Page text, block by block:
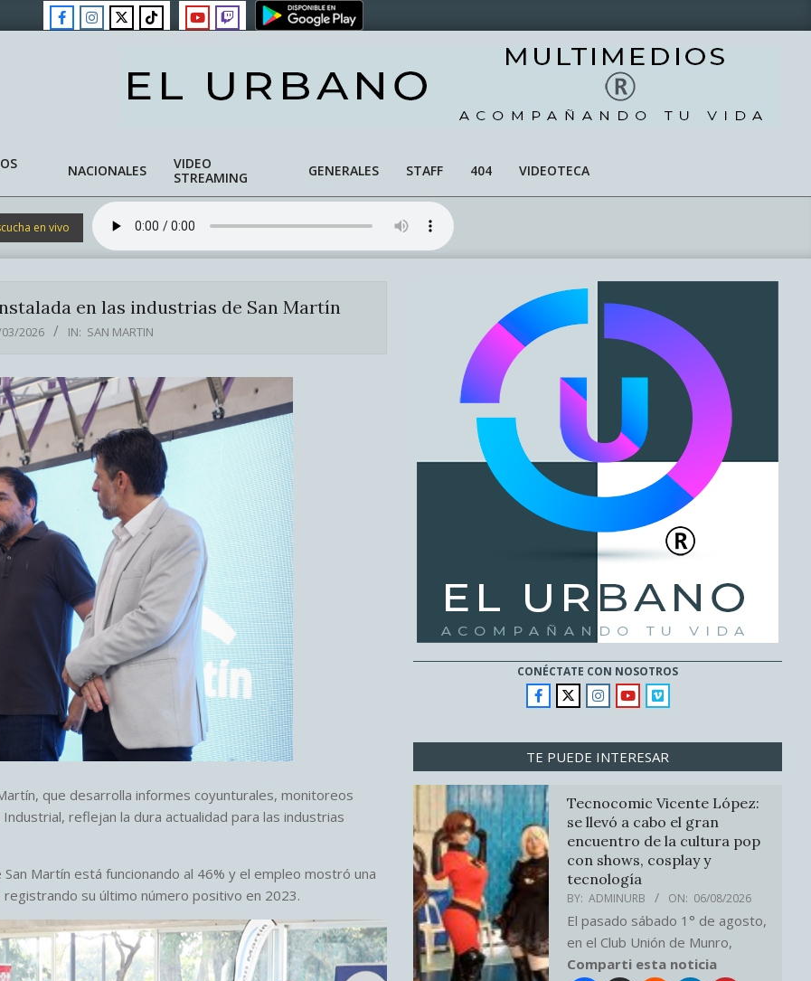
NACIONALES
VIDEO
STREAMING
GENERALES STAFF 404 VIDEOTECA
en vivo
en las industrias de San Martín
2026 IN: SAN MARTIN
que desarrolla informes coyunturales, monitoreos
reflejan la dura actualidad para las industrias
Martín está funcionando al 46% y el empleo mostró una
su último número positivo en 2023.
CONÉCTATE CON NOSOTROS
TE PUEDE INTERESAR
Tecnocomic Vicente López:
se llevó a cabo el gran
encuentro de la cultura pop
con shows, cosplay y
tecnología
BY: ADMINURB ON: 06/08/2026
El pasado sábado 1° de agosto,
en el Club Unión de Munro,
Comparti esta noticia